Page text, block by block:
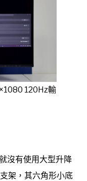
120Hz輸
沒有使用大型升降
架，其六角形小底